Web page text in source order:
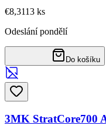
€8,3113 ks
Odeslání pondělí
Do košíku
3MK StratCore700